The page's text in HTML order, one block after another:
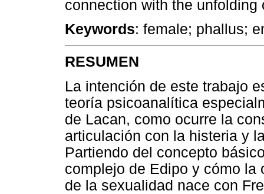
connection with the unfolding
Keywords: female; phallus;
RESUMEN
La intención de este trabajo
teoría psicoanalítica
de Lacan, como ocurre la
articulación con la histeria y
Partiendo del concepto
complejo de Edipo y cómo
de la sexualidad nace con